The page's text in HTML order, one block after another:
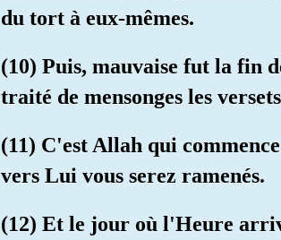
du tort à eux-mêmes.
(10) Puis, mauvaise fut la fin
traité de mensonges les
(11) C'est Allah qui
vers Lui vous serez ramenés.
(12) Et le jour où l'Heure